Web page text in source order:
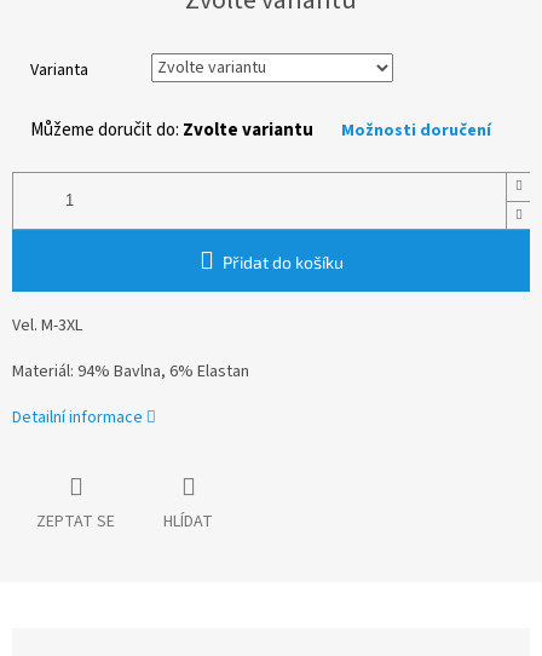
Varianta
Můžeme doručit do: Zvolte variantu Možnosti doručení
Přidat do košíku
Vel. M-3XL
Materiál: 94% Bavlna, 6% Elastan
Detailní informace
ZEPTAT SE HLÍDAT